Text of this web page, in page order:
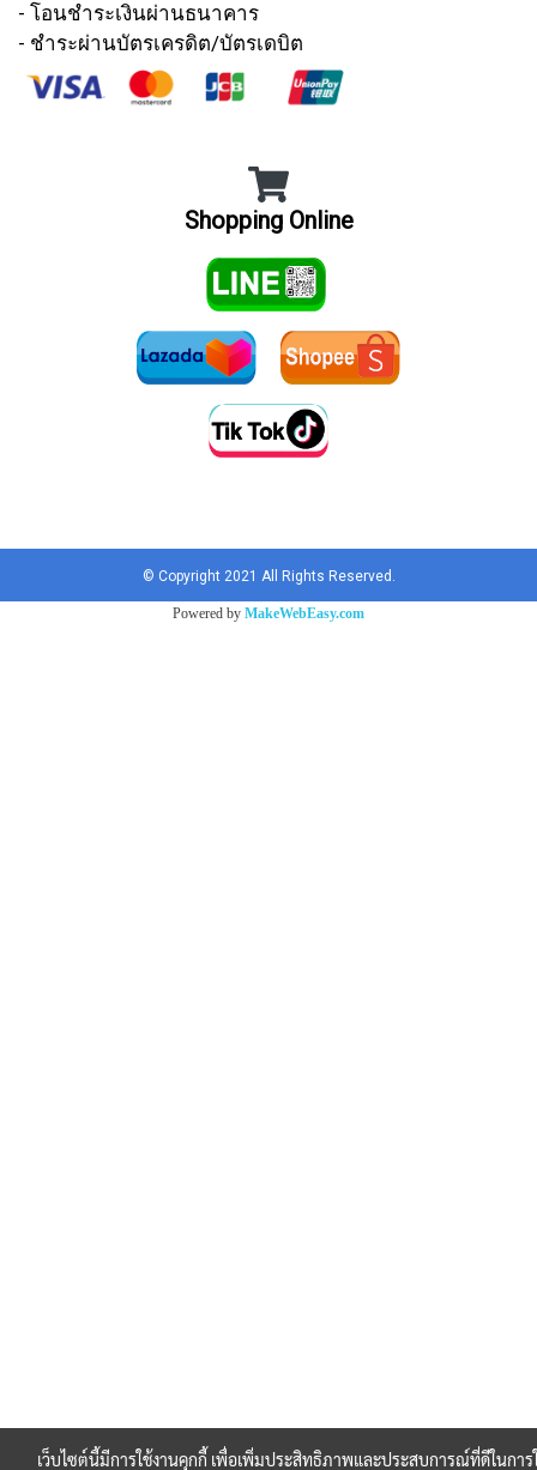
- โอนชำระเงินผ่านธนาคาร
- ชำระผ่านบัตรเครดิต/บัตรเดบิต
Shopping Online
© Copyright 2021 All Rights Reserved.
Powered by MakeWebEasy.com
เว็บไซต์นี้มีการใช้งานคุกกี้ เพื่อเพิ่มประสิทธิภาพและประสบการณ์ที่ดีในการ